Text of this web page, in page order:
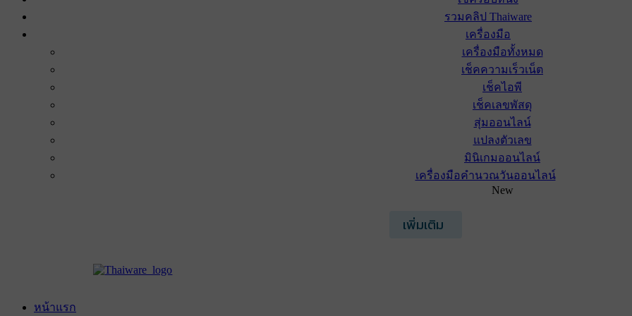
รวมคลิป Thaiware
เครื่องมือ
เครื่องมือทั้งหมด
เช็คความเร็วเน็ต
เช็คไอพี
เช็คเลขพัสดุ
สุ่มออนไลน์
แปลงตัวเลข
มินิเกมออนไลน์
เครื่องมือคำนวณวันออนไลน์
New
เพิ่มเติม
หน้าแรก